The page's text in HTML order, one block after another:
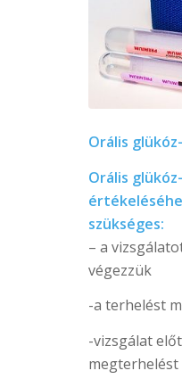
Orális
Orális
szükséges:
– a
végezzük
-a terhelést
-vizsgálat
megterhelést